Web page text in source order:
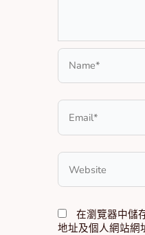
Name*
Email*
Website
在瀏覽器中儲
地址及個人網站網